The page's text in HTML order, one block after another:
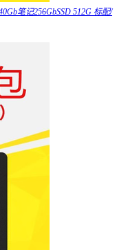
笔记256GbSSD 512G 标配/